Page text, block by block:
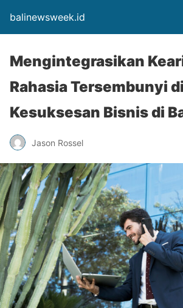
balinewsweek.id
Mengintegrasikan
Rahasia Tersembunyi
Kesuksesan Bisnis di
Jason Rossel